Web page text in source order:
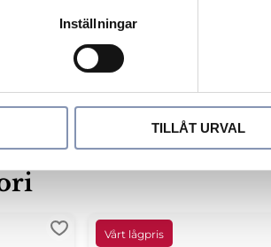
Inställningar
TILLÅT URVAL
Lägg till i favoriter